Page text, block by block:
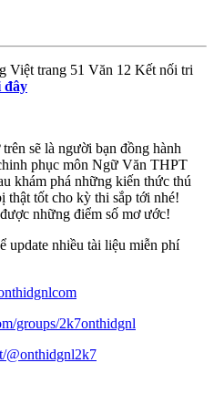
Việt trang 51 Văn 12 Kết nối tri
đây
sẽ là người bạn đồng hành
phục môn Ngữ Văn THPT
khám phá những kiến thức thú
thật tốt cho kỳ thi sắp tới nhé!
những điểm số mơ ước!
nhiều tài liệu miễn phí
groups/2k7onthidgnl
@onthidgnl2k7